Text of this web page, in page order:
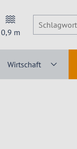
0,9 m
Wirtschaft